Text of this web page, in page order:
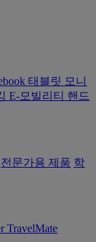
태블릿 모니
E-모빌리티 핸드
전문가용 제품 학
TravelMate